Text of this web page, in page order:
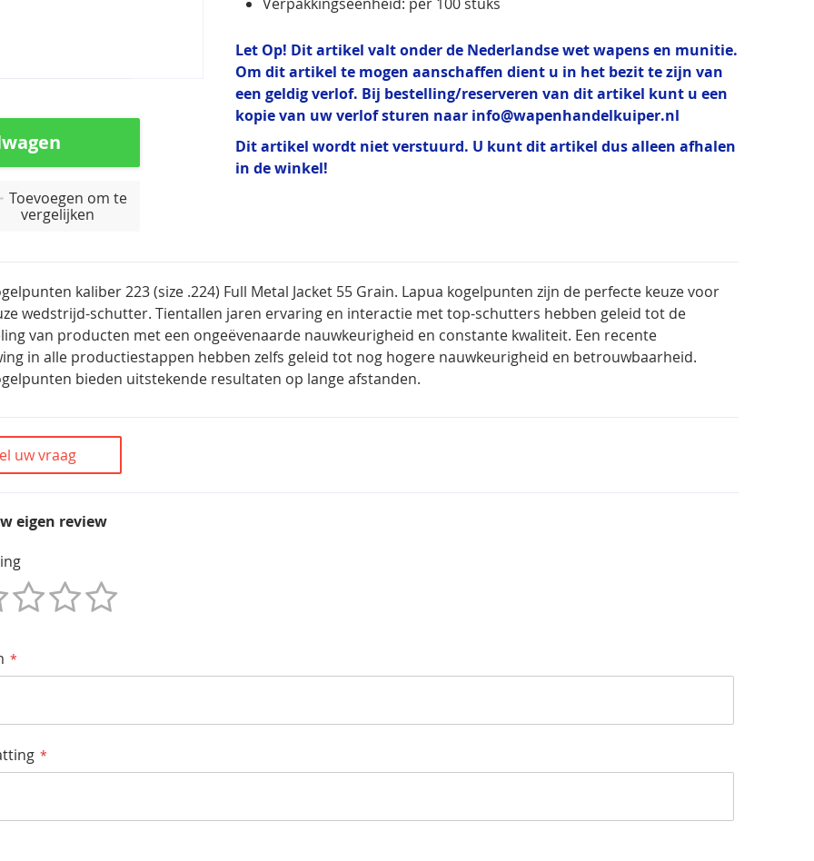
Toevoegen om te
vergelijken
Let Op! Dit artikel valt onder de Nederlandse wet wapens en munitie.
Om dit artikel te mogen aanschaffen dient u in het bezit te zijn van
een geldig verlof. Bij bestelling/reserveren van dit artikel kunt u een
kopie van uw verlof sturen naar info@wapenhandelkuiper.nl
Dit artikel wordt niet verstuurd. U kunt dit artikel dus alleen afhalen
in de winkel!
kaliber 223 (size .224) Full Metal Jacket 55 Grain. Lapua kogelpunten zijn de perfecte keuze voor
wedstrijd-schutter. Tientallen jaren ervaring en interactie met top-schutters hebben geleid tot de
van producten met een ongeëvenaarde nauwkeurigheid en constante kwaliteit. Een recente
in alle productiestappen hebben zelfs geleid tot nog hogere nauwkeurigheid en betrouwbaarheid.
bieden uitstekende resultaten op lange afstanden.
uw vraag
eigen review